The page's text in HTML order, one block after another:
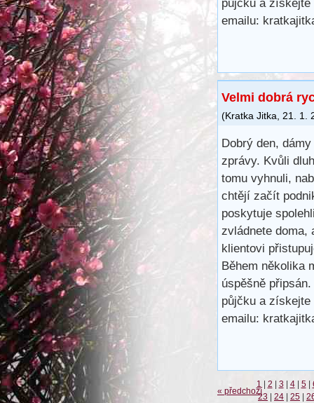
půjčku a získejte
emailu:
Velmi dobrá
(Kratka Jitka 21. 1.
Dobrý den,
zprávy. Kvůli
tomu vyhnuli,
chtějí začít
poskytuje
zvládnete doma,
klientovi
Během několika
úspěšně
půjčku a získejte
emailu:
« předchozí
1 | 2 | 3 | 4 | 5 |
23 | 24 | 25 |